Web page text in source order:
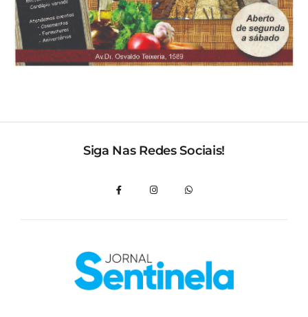
Siga Nas Redes Sociais!